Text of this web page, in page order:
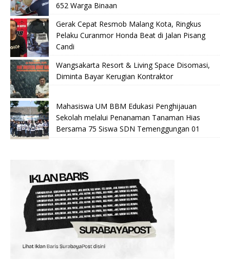
652 Warga Binaan
Gerak Cepat Resmob Malang Kota, Ringkus
Pelaku Curanmor Honda Beat di Jalan Pisang
Candi
Wangsakarta Resort & Living Space Disomasi,
Diminta Bayar Kerugian Kontraktor
Mahasiswa UM BBM Edukasi Penghijauan
Sekolah melalui Penanaman Tanaman Hias
Bersama 75 Siswa SDN Temenggungan 01